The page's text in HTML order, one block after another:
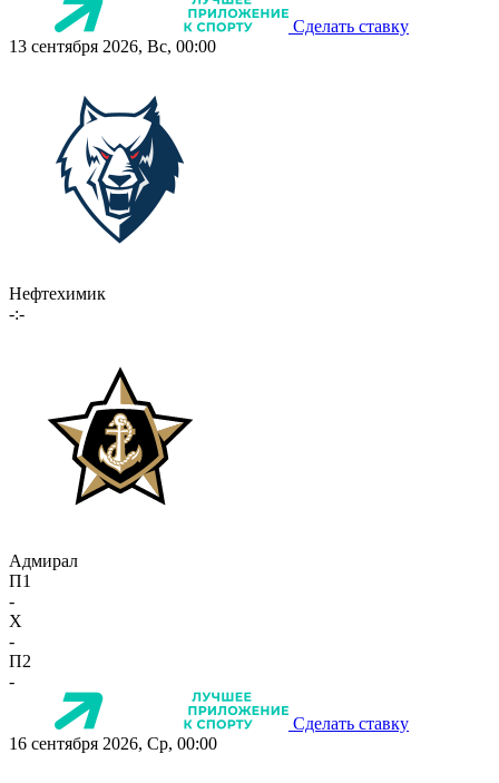
Сделать ставку
13 сентября 2026, Вс, 00:00
Нефтехимик
-:-
Адмирал
П1
-
X
-
П2
-
Сделать ставку
16 сентября 2026, Ср, 00:00